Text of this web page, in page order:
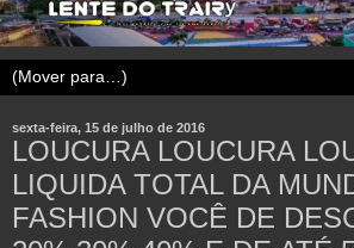
sexta-feira, 15 de julho de 2016
LOUCURA LOUCURA
LIQUIDA TOTAL DA
FASHION VOCÊ DE